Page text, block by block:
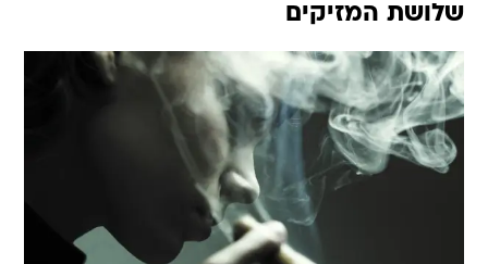
שלושת המזיקים